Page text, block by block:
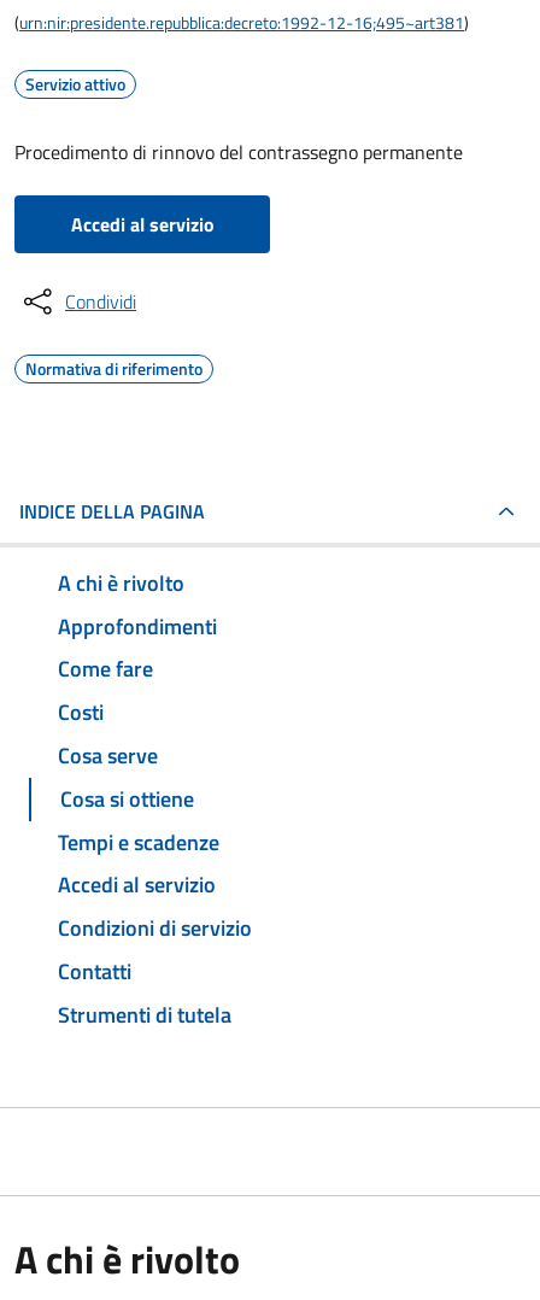
(urn:nir:presidente.repubblica:decreto:1992-12-16;495~art381)
Servizio attivo
Procedimento di rinnovo del contrassegno permanente
Accedi al servizio
Condividi
Normativa di riferimento
INDICE DELLA PAGINA
A chi è rivolto
Approfondimenti
Come fare
Costi
Cosa serve
Cosa si ottiene
Tempi e scadenze
Accedi al servizio
Condizioni di servizio
Contatti
Strumenti di tutela
A chi è rivolto